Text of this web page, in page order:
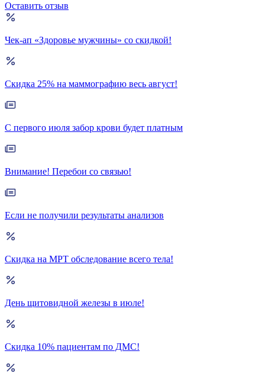
Оставить отзыв
Чек-ап «Здоровье мужчины» со скидкой!
Скидка 25% на маммографию весь август!
С первого июля забор крови будет платным
Внимание! Перебои со связью!
Если не получили результаты анализов
Скидка на МРТ обследование всего тела!
День щитовидной железы в июле!
Скидка 10% пациентам по ДМС!